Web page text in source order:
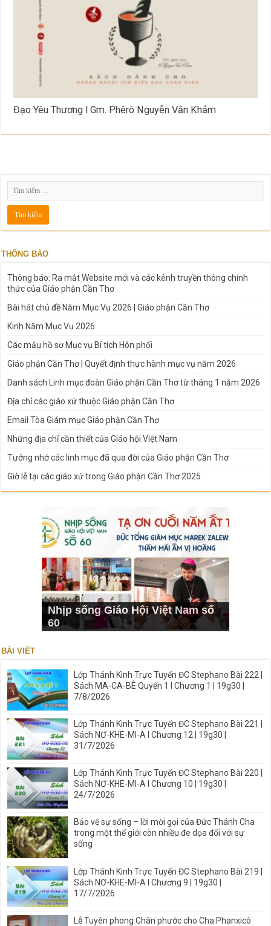
Đạo Yêu Thương l Gm. Phêrô Nguyễn Văn Khảm
THÔNG BÁO
Thông báo: Ra mắt Website mới và các kênh truyền thông chính
thức của Giáo phận Cần Thơ
Bài hát chủ đề Năm Mục Vụ 2026 | Giáo phận Cần Thơ
Kinh Năm Mục Vụ 2026
Các mẫu hồ sơ Mục vụ Bí tích Hôn phối
Giáo phận Cần Thơ | Quyết định thực hành mục vụ năm 2026
Danh sách Linh mục đoàn Giáo phận Cần Thơ từ tháng 1 năm 2026
Địa chỉ các giáo xứ thuộc Giáo phận Cần Thơ
Email Tòa Giám mục Giáo phận Cần Thơ
Những địa chỉ cần thiết của Giáo hội Việt Nam
Tưởng nhớ các linh mục đã qua đời của Giáo phận Cần Thơ
Giờ lễ tại các giáo xứ trong Giáo phận Cần Thơ 2025
Nhịp sống Giáo Hội Việt Nam số
60
BÀI VIẾT
Lớp Thánh Kinh Trực Tuyến ĐC Stephano Bài 222 |
Sách MA-CA-BÊ Quyển 1 I Chương 1 | 19g30 |
7/8/2026
Lớp Thánh Kinh Trực Tuyến ĐC Stephano Bài 221 |
Sách NƠ-KHE-MI-A I Chương 12 | 19g30 |
31/7/2026
Lớp Thánh Kinh Trực Tuyến ĐC Stephano Bài 220 |
Sách NƠ-KHE-MI-A I Chương 10 | 19g30 |
24/7/2026
Bảo vệ sự sống – lời mời gọi của Đức Thánh Cha
trong một thế giới còn nhiều đe dọa đối với sự
sống
Lớp Thánh Kinh Trực Tuyến ĐC Stephano Bài 219 |
Sách NƠ-KHE-MI-A I Chương 9 | 19g30 |
17/7/2026
Lễ Tuyên phong Chân phước cho Cha Phanxicô